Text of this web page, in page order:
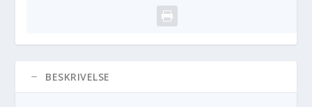
BESKRIVELSE